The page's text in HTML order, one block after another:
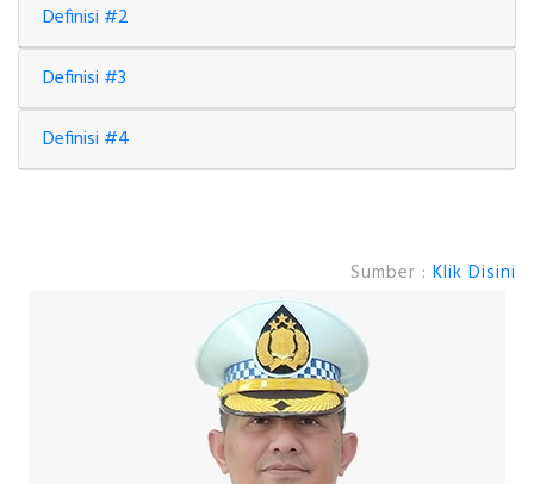
Definisi #2
Definisi #3
Definisi #4
Sumber : Klik Disini